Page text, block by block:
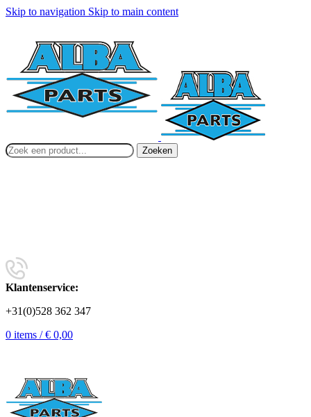
Skip to navigation Skip to main content
Zoeken
Klantenservice:
+31(0)528 362 347
0 items / € 0,00